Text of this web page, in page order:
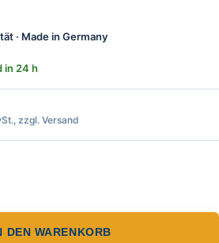
· Made in Germany
in 24 h
zzgl. Versand
Faltsignal, leicht,
DEN WARENKORB